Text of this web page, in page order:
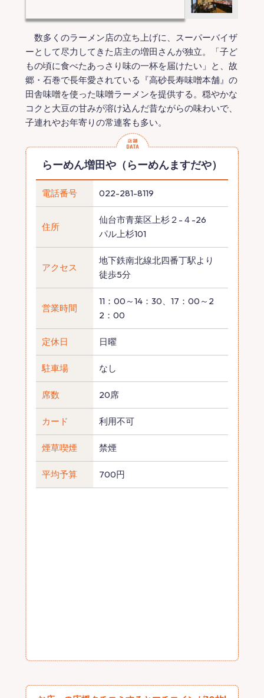
数多くのラーメン店の立ち上げに、スーパーバイザ
ーとして尽力してきた店主の増田さんが独立。「子ど
もの頃に食べたあっさり味の一杯を届けたい」と、故
郷・石巻で長年愛されている『高砂長寿味噌本舗』の
田舎味噌を使った味噌ラーメンを提供する。穏やかな
コクと大豆の甘みが溶け込んだ昔ながらの味わいで、
子連れやお年寄りの常連客も多い。
らーめん増田や（らーめんますだや）
電話番号 022-281-8119
住所
仙台市青葉区上杉２-４-26
パル上杉101
アクセス
地下鉄南北線北四番丁駅より
徒歩5分
営業時間
11：00～14：30、17：00～2
2：00
定休日 日曜
駐車場 なし
席数 20席
カード 利用不可
煙草喫煙 禁煙
平均予算 700円